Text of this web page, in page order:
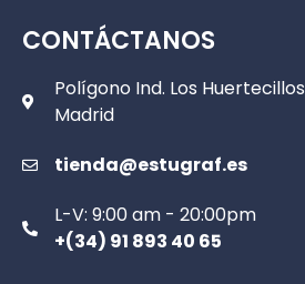
CONTÁCTANOS
Polígono Ind. Los
Madrid
tienda@estugraf.es
L-V: 9:00 am - 20:00pm
+(34) 91 893 40 65